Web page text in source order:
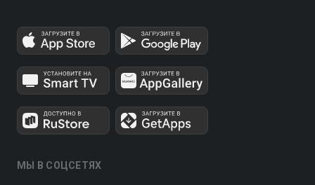
МЫ В СОЦСЕТЯХ